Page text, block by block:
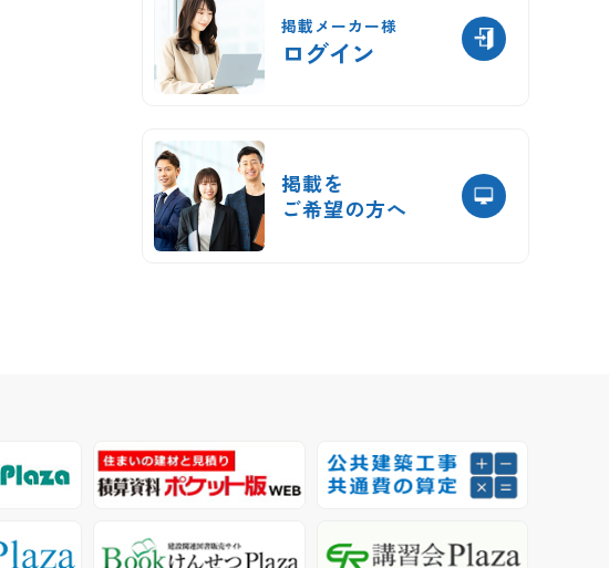
掲載メーカー様
ログイン
掲載を
ご希望の方へ